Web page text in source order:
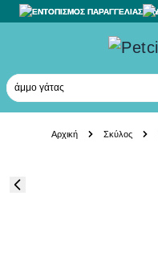
ΕΝΤΟΠΙΣΜΟΣ ΠΑΡΑΓΓΕΛΙΑΣ
άμμο γάτας
Αρχική Σκύλος